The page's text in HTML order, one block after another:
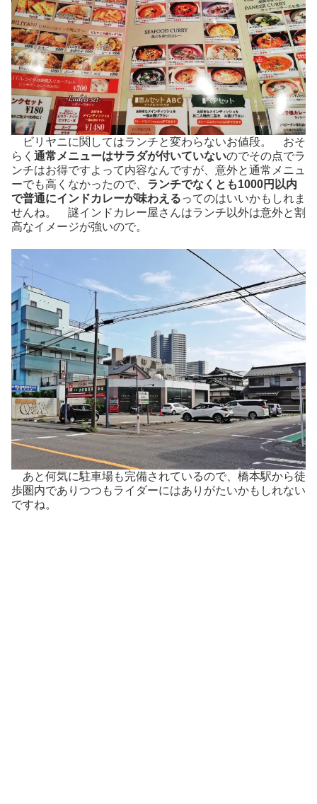
ビリヤニに関してはランチと変わらないお値段。 おそ
らく 通常メニューはサラダが付いていないのでその点でラ
ンチはお得ですよって内容なんですが、意外と通常メニュ
ーでも高くなかったので、 ランチでなくとも1000円以内
で普通にインドカレーが味わえるってのはいいかもしれま
せんね。 謎インドカレー屋さんはランチ以外は意外と割
高なイメージが強いので。
あと何気に駐車場も完備されているので、橋本駅から徒
歩圏内でありつつもライダーにはありがたいかもしれない
ですね。